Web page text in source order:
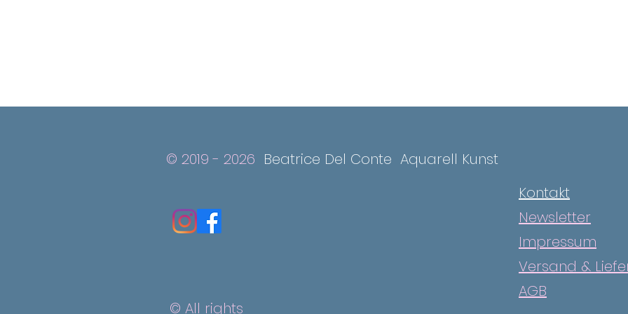
© 2019 - 2026 Beatrice Del Conte Aquarell Kunst
© All rights
Kontakt
Newsletter
Impressum
Versand &
AGB